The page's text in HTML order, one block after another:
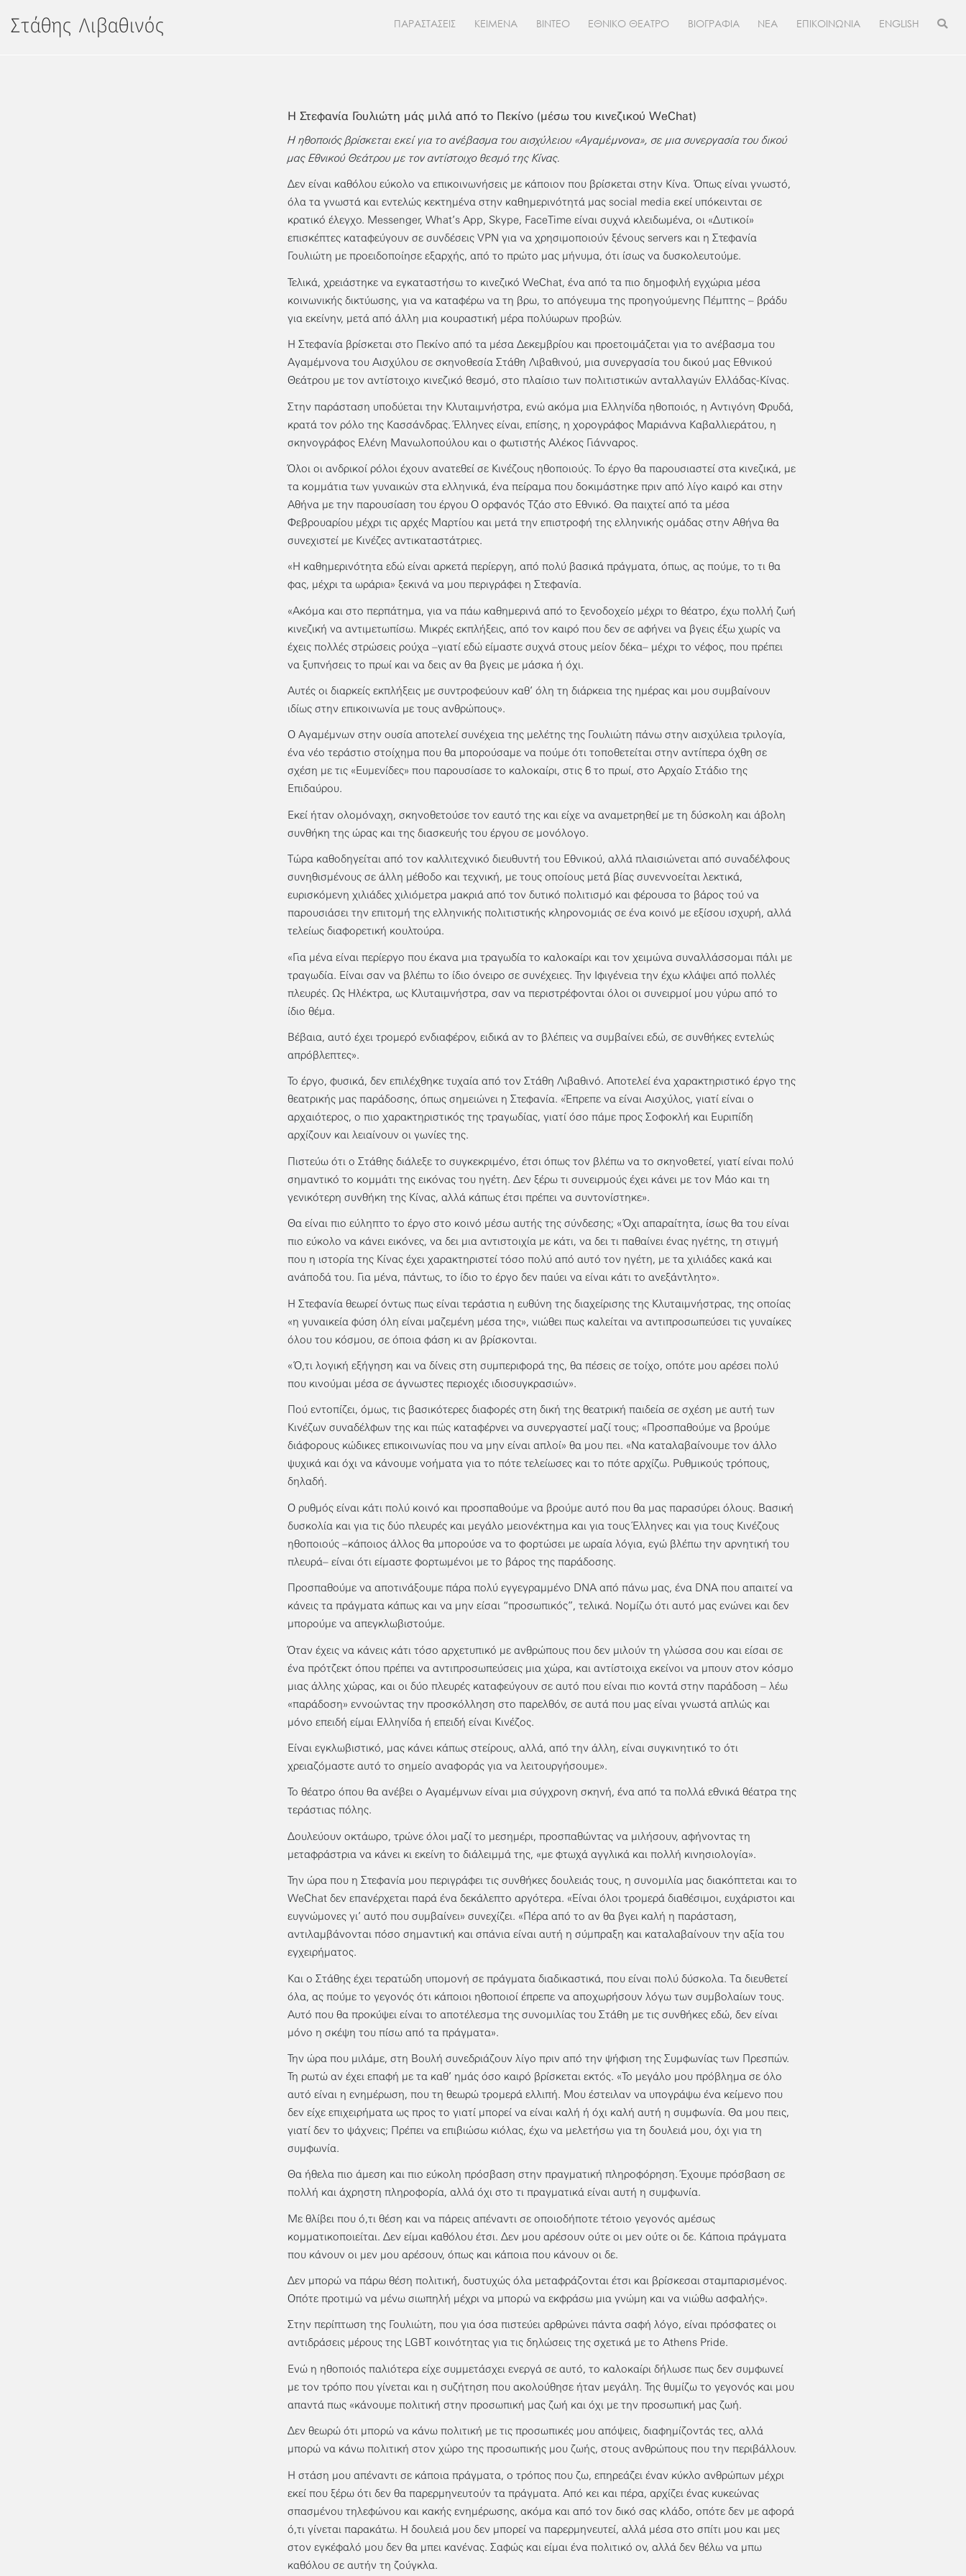
στοΣτάθης Λιβαθινός ΠΑΡΑΣΤΑΣΕΙΣ ΚΕΙΜΕΝΑ ΒΙΝΤΕΟ ΕΘΝΙΚΟ ΘΕΑΤΡΟ ΒΙΟΓΡΑΦΙΑ ΝΕΑ ΕΠΙΚΟΙΝΩΝΙΑ ENGLISH
Η Στεφανία Γουλιώτη μάς μιλά από το Πεκίνο (μέσω του κινεζικού WeChat)
H ηθοποιός βρίσκεται εκεί για το ανέβασμα του αισχύλειου «Αγαμέμνονα», σε μια συνεργασία του δικού
μας Εθνικού Θεάτρου με τον αντίστοιχο θεσμό της Κίνας.
Δεν είναι καθόλου εύκολο να επικοινωνήσεις με κάποιον που βρίσκεται στην Κίνα. Όπως είναι γνωστό,
όλα τα γνωστά και εντελώς κεκτημένα στην καθημερινότητά μας social media εκεί υπόκεινται σε
κρατικό έλεγχο. Messenger, What’s App, Skype, FaceTime είναι συχνά κλειδωμένα, οι «Δυτικοί»
επισκέπτες καταφεύγουν σε συνδέσεις VPN για να χρησιμοποιούν ξένους servers και η Στεφανία
Γουλιώτη με προειδοποίησε εξαρχής, από το πρώτο μας μήνυμα, ότι ίσως να δυσκολευτούμε.
Τελικά, χρειάστηκε να εγκαταστήσω το κινεζικό WeChat, ένα από τα πιο δημοφιλή εγχώρια μέσα
κοινωνικής δικτύωσης, για να καταφέρω να τη βρω, το απόγευμα της προηγούμενης Πέμπτης – βράδυ
για εκείνην, μετά από άλλη μια κουραστική μέρα πολύωρων προβών.
Η Στεφανία βρίσκεται στο Πεκίνο από τα μέσα Δεκεμβρίου και προετοιμάζεται για το ανέβασμα του
Αγαμέμνονα του Αισχύλου σε σκηνοθεσία Στάθη Λιβαθινού, μια συνεργασία του δικού μας Εθνικού
Θεάτρου με τον αντίστοιχο κινεζικό θεσμό, στο πλαίσιο των πολιτιστικών ανταλλαγών Ελλάδας-Κίνας.
Στην παράσταση υποδύεται την Κλυταιμνήστρα, ενώ ακόμα μια Ελληνίδα ηθοποιός, η Αντιγόνη Φρυδά,
κρατά τον ρόλο της Κασσάνδρας. Έλληνες είναι, επίσης, η χορογράφος Μαριάννα Καβαλλιεράτου, η
σκηνογράφος Ελένη Μανωλοπούλου και ο φωτιστής Αλέκος Γιάνναρος.
Όλοι οι ανδρικοί ρόλοι έχουν ανατεθεί σε Κινέζους ηθοποιούς. Το έργο θα παρουσιαστεί στα κινεζικά, με
τα κομμάτια των γυναικών στα ελληνικά, ένα πείραμα που δοκιμάστηκε πριν από λίγο καιρό και στην
Αθήνα με την παρουσίαση του έργου Ο ορφανός Τζάο στο Εθνικό. Θα παιχτεί από τα μέσα
Φεβρουαρίου μέχρι τις αρχές Μαρτίου και μετά την επιστροφή της ελληνικής ομάδας στην Αθήνα θα
συνεχιστεί με Κινέζες αντικαταστάτριες.
«Η καθημερινότητα εδώ είναι αρκετά περίεργη, από πολύ βασικά πράγματα, όπως, ας πούμε, το τι θα
φας, μέχρι τα ωράρια» ξεκινά να μου περιγράφει η Στεφανία.
«Ακόμα και στο περπάτημα, για να πάω καθημερινά από το ξενοδοχείο μέχρι το θέατρο, έχω πολλή ζωή
κινεζική να αντιμετωπίσω. Μικρές εκπλήξεις, από τον καιρό που δεν σε αφήνει να βγεις έξω χωρίς να
έχεις πολλές στρώσεις ρούχα –γιατί εδώ είμαστε συχνά στους μείον δέκα– μέχρι το νέφος, που πρέπει
να ξυπνήσεις το πρωί και να δεις αν θα βγεις με μάσκα ή όχι.
Αυτές οι διαρκείς εκπλήξεις με συντροφεύουν καθ’ όλη τη διάρκεια της ημέρας και μου συμβαίνουν
ιδίως στην επικοινωνία με τους ανθρώπους».
Ο Αγαμέμνων στην ουσία αποτελεί συνέχεια της μελέτης της Γουλιώτη πάνω στην αισχύλεια τριλογία,
ένα νέο τεράστιο στοίχημα που θα μπορούσαμε να πούμε ότι τοποθετείται στην αντίπερα όχθη σε
σχέση με τις «Ευμενίδες» που παρουσίασε το καλοκαίρι, στις 6 το πρωί, στο Αρχαίο Στάδιο της
Επιδαύρου.
Εκεί ήταν ολομόναχη, σκηνοθετούσε τον εαυτό της και είχε να αναμετρηθεί με τη δύσκολη και άβολη
συνθήκη της ώρας και της διασκευής του έργου σε μονόλογο.
Τώρα καθοδηγείται από τον καλλιτεχνικό διευθυντή του Εθνικού, αλλά πλαισιώνεται από συναδέλφους
συνηθισμένους σε άλλη μέθοδο και τεχνική, με τους οποίους μετά βίας συνεννοείται λεκτικά,
ευρισκόμενη χιλιάδες χιλιόμετρα μακριά από τον δυτικό πολιτισμό και φέρουσα το βάρος τού να
παρουσιάσει την επιτομή της ελληνικής πολιτιστικής κληρονομιάς σε ένα κοινό με εξίσου ισχυρή, αλλά
τελείως διαφορετική κουλτούρα.
«Για μένα είναι περίεργο που έκανα μια τραγωδία το καλοκαίρι και τον χειμώνα συναλλάσσομαι πάλι με
τραγωδία. Είναι σαν να βλέπω το ίδιο όνειρο σε συνέχειες. Την Ιφιγένεια την έχω κλάψει από πολλές
πλευρές. Ως Ηλέκτρα, ως Κλυταιμνήστρα, σαν να περιστρέφονται όλοι οι συνειρμοί μου γύρω από το
ίδιο θέμα.
Βέβαια, αυτό έχει τρομερό ενδιαφέρον, ειδικά αν το βλέπεις να συμβαίνει εδώ, σε συνθήκες εντελώς
απρόβλεπτες».
Το έργο, φυσικά, δεν επιλέχθηκε τυχαία από τον Στάθη Λιβαθινό. Αποτελεί ένα χαρακτηριστικό έργο της
θεατρικής μας παράδοσης, όπως σημειώνει η Στεφανία. «Έπρεπε να είναι Αισχύλος, γιατί είναι ο
αρχαιότερος, ο πιο χαρακτηριστικός της τραγωδίας, γιατί όσο πάμε προς Σοφοκλή και Ευριπίδη
αρχίζουν και λειαίνουν οι γωνίες της.
Πιστεύω ότι ο Στάθης διάλεξε το συγκεκριμένο, έτσι όπως τον βλέπω να το σκηνοθετεί, γιατί είναι πολύ
σημαντικό το κομμάτι της εικόνας του ηγέτη. Δεν ξέρω τι συνειρμούς έχει κάνει με τον Μάο και τη
γενικότερη συνθήκη της Κίνας, αλλά κάπως έτσι πρέπει να συντονίστηκε».
Θα είναι πιο εύληπτο το έργο στο κοινό μέσω αυτής της σύνδεσης; «Όχι απαραίτητα, ίσως θα του είναι
πιο εύκολο να κάνει εικόνες, να δει μια αντιστοιχία με κάτι, να δει τι παθαίνει ένας ηγέτης, τη στιγμή
που η ιστορία της Κίνας έχει χαρακτηριστεί τόσο πολύ από αυτό τον ηγέτη, με τα χιλιάδες κακά και
ανάποδά του. Για μένα, πάντως, το ίδιο το έργο δεν παύει να είναι κάτι το ανεξάντλητο».
Η Στεφανία θεωρεί όντως πως είναι τεράστια η ευθύνη της διαχείρισης της Κλυταιμνήστρας, της οποίας
«η γυναικεία φύση όλη είναι μαζεμένη μέσα της», νιώθει πως καλείται να αντιπροσωπεύσει τις γυναίκες
όλου του κόσμου, σε όποια φάση κι αν βρίσκονται.
«Ό,τι λογική εξήγηση και να δίνεις στη συμπεριφορά της, θα πέσεις σε τοίχο, οπότε μου αρέσει πολύ
που κινούμαι μέσα σε άγνωστες περιοχές ιδιοσυγκρασιών».
Πού εντοπίζει, όμως, τις βασικότερες διαφορές στη δική της θεατρική παιδεία σε σχέση με αυτή των
Κινέζων συναδέλφων της και πώς καταφέρνει να συνεργαστεί μαζί τους; «Προσπαθούμε να βρούμε
διάφορους κώδικες επικοινωνίας που να μην είναι απλοί» θα μου πει. «Να καταλαβαίνουμε τον άλλο
ψυχικά και όχι να κάνουμε νοήματα για το πότε τελείωσες και το πότε αρχίζω. Ρυθμικούς τρόπους,
δηλαδή.
Ο ρυθμός είναι κάτι πολύ κοινό και προσπαθούμε να βρούμε αυτό που θα μας παρασύρει όλους. Βασική
δυσκολία και για τις δύο πλευρές και μεγάλο μειονέκτημα και για τους Έλληνες και για τους Κινέζους
ηθοποιούς –κάποιος άλλος θα μπορούσε να το φορτώσει με ωραία λόγια, εγώ βλέπω την αρνητική του
πλευρά– είναι ότι είμαστε φορτωμένοι με το βάρος της παράδοσης.
Προσπαθούμε να αποτινάξουμε πάρα πολύ εγγεγραμμένο DNA από πάνω μας, ένα DNA που απαιτεί να
κάνεις τα πράγματα κάπως και να μην είσαι “προσωπικός”, τελικά. Νομίζω ότι αυτό μας ενώνει και δεν
μπορούμε να απεγκλωβιστούμε.
Όταν έχεις να κάνεις κάτι τόσο αρχετυπικό με ανθρώπους που δεν μιλούν τη γλώσσα σου και είσαι σε
ένα πρότζεκτ όπου πρέπει να αντιπροσωπεύσεις μια χώρα, και αντίστοιχα εκείνοι να μπουν στον κόσμο
μιας άλλης χώρας, και οι δύο πλευρές καταφεύγουν σε αυτό που είναι πιο κοντά στην παράδοση – λέω
«παράδοση» εννοώντας την προσκόλληση στο παρελθόν, σε αυτά που μας είναι γνωστά απλώς και
μόνο επειδή είμαι Ελληνίδα ή επειδή είναι Κινέζος.
Είναι εγκλωβιστικό, μας κάνει κάπως στείρους, αλλά, από την άλλη, είναι συγκινητικό το ότι
χρειαζόμαστε αυτό το σημείο αναφοράς για να λειτουργήσουμε».
Το θέατρο όπου θα ανέβει ο Αγαμέμνων είναι μια σύγχρονη σκηνή, ένα από τα πολλά εθνικά θέατρα της
τεράστιας πόλης.
Δουλεύουν οκτάωρο, τρώνε όλοι μαζί το μεσημέρι, προσπαθώντας να μιλήσουν, αφήνοντας τη
μεταφράστρια να κάνει κι εκείνη το διάλειμμά της, «με φτωχά αγγλικά και πολλή κινησιολογία».
Την ώρα που η Στεφανία μου περιγράφει τις συνθήκες δουλειάς τους, η συνομιλία μας διακόπτεται και το
WeChat δεν επανέρχεται παρά ένα δεκάλεπτο αργότερα. «Είναι όλοι τρομερά διαθέσιμοι, ευχάριστοι και
ευγνώμονες γι’ αυτό που συμβαίνει» συνεχίζει. «Πέρα από το αν θα βγει καλή η παράσταση,
αντιλαμβάνονται πόσο σημαντική και σπάνια είναι αυτή η σύμπραξη και καταλαβαίνουν την αξία του
εγχειρήματος.
Και ο Στάθης έχει τερατώδη υπομονή σε πράγματα διαδικαστικά, που είναι πολύ δύσκολα. Τα διευθετεί
όλα, ας πούμε το γεγονός ότι κάποιοι ηθοποιοί έπρεπε να αποχωρήσουν λόγω των συμβολαίων τους.
Αυτό που θα προκύψει είναι το αποτέλεσμα της συνομιλίας του Στάθη με τις συνθήκες εδώ, δεν είναι
μόνο η σκέψη του πίσω από τα πράγματα».
Την ώρα που μιλάμε, στη Βουλή συνεδριάζουν λίγο πριν από την ψήφιση της Συμφωνίας των Πρεσπών.
Τη ρωτώ αν έχει επαφή με τα καθ’ ημάς όσο καιρό βρίσκεται εκτός. «Το μεγάλο μου πρόβλημα σε όλο
αυτό είναι η ενημέρωση, που τη θεωρώ τρομερά ελλιπή. Μου έστειλαν να υπογράψω ένα κείμενο που
δεν είχε επιχειρήματα ως προς το γιατί μπορεί να είναι καλή ή όχι καλή αυτή η συμφωνία. Θα μου πεις,
γιατί δεν το ψάχνεις; Πρέπει να επιβιώσω κιόλας, έχω να μελετήσω για τη δουλειά μου, όχι για τη
συμφωνία.
Θα ήθελα πιο άμεση και πιο εύκολη πρόσβαση στην πραγματική πληροφόρηση. Έχουμε πρόσβαση σε
πολλή και άχρηστη πληροφορία, αλλά όχι στο τι πραγματικά είναι αυτή η συμφωνία.
Με θλίβει που ό,τι θέση και να πάρεις απέναντι σε οποιοδήποτε τέτοιο γεγονός αμέσως
κομματικοποιείται. Δεν είμαι καθόλου έτσι. Δεν μου αρέσουν ούτε οι μεν ούτε οι δε. Κάποια πράγματα
που κάνουν οι μεν μου αρέσουν, όπως και κάποια που κάνουν οι δε.
Δεν μπορώ να πάρω θέση πολιτική, δυστυχώς όλα μεταφράζονται έτσι και βρίσκεσαι σταμπαρισμένος.
Οπότε προτιμώ να μένω σιωπηλή μέχρι να μπορώ να εκφράσω μια γνώμη και να νιώθω ασφαλής».
Στην περίπτωση της Γουλιώτη, που για όσα πιστεύει αρθρώνει πάντα σαφή λόγο, είναι πρόσφατες οι
αντιδράσεις μέρους της LGBT κοινότητας για τις δηλώσεις της σχετικά με το Athens Pride.
Ενώ η ηθοποιός παλιότερα είχε συμμετάσχει ενεργά σε αυτό, το καλοκαίρι δήλωσε πως δεν συμφωνεί
με τον τρόπο που γίνεται και η συζήτηση που ακολούθησε ήταν μεγάλη. Της θυμίζω το γεγονός και μου
απαντά πως «κάνουμε πολιτική στην προσωπική μας ζωή και όχι με την προσωπική μας ζωή.
Δεν θεωρώ ότι μπορώ να κάνω πολιτική με τις προσωπικές μου απόψεις, διαφημίζοντάς τες, αλλά
μπορώ να κάνω πολιτική στον χώρο της προσωπικής μου ζωής, στους ανθρώπους που την περιβάλλουν.
Η στάση μου απέναντι σε κάποια πράγματα, ο τρόπος που ζω, επηρεάζει έναν κύκλο ανθρώπων μέχρι
εκεί που ξέρω ότι δεν θα παρερμηνευτούν τα πράγματα. Από κει και πέρα, αρχίζει ένας κυκεώνας
σπασμένου τηλεφώνου και κακής ενημέρωσης, ακόμα και από τον δικό σας κλάδο, οπότε δεν με αφορά
ό,τι γίνεται παρακάτω. Η δουλειά μου δεν μπορεί να παρερμηνευτεί, αλλά μέσα στο σπίτι μου και μες
στον εγκέφαλό μου δεν θα μπει κανένας. Σαφώς και είμαι ένα πολιτικό ον, αλλά δεν θέλω να μπω
καθόλου σε αυτήν τη ζούγκλα.